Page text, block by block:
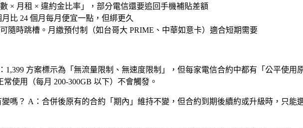
× 月租 × 違約金比率」，部分電信還要追回手機補貼差額
月比 24 個月每月便宜一點，但綁更久
可隨時跳槽。月繳預付制（如台哥大 PRIME、中華如意卡）適合短期需要
1,399 方案標示為「無流量限制、無速度限制」，但每家電信合約中都有「公平使
使用（每月 200-300GB 以下）不會觸發。
嗎？ A：合併後原有的合約「期內」維持不變，但合約到期後續約或升級時，只能